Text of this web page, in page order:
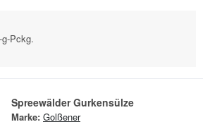
Pckg.
Spreewälder Gurkensülze
Marke: Golßener